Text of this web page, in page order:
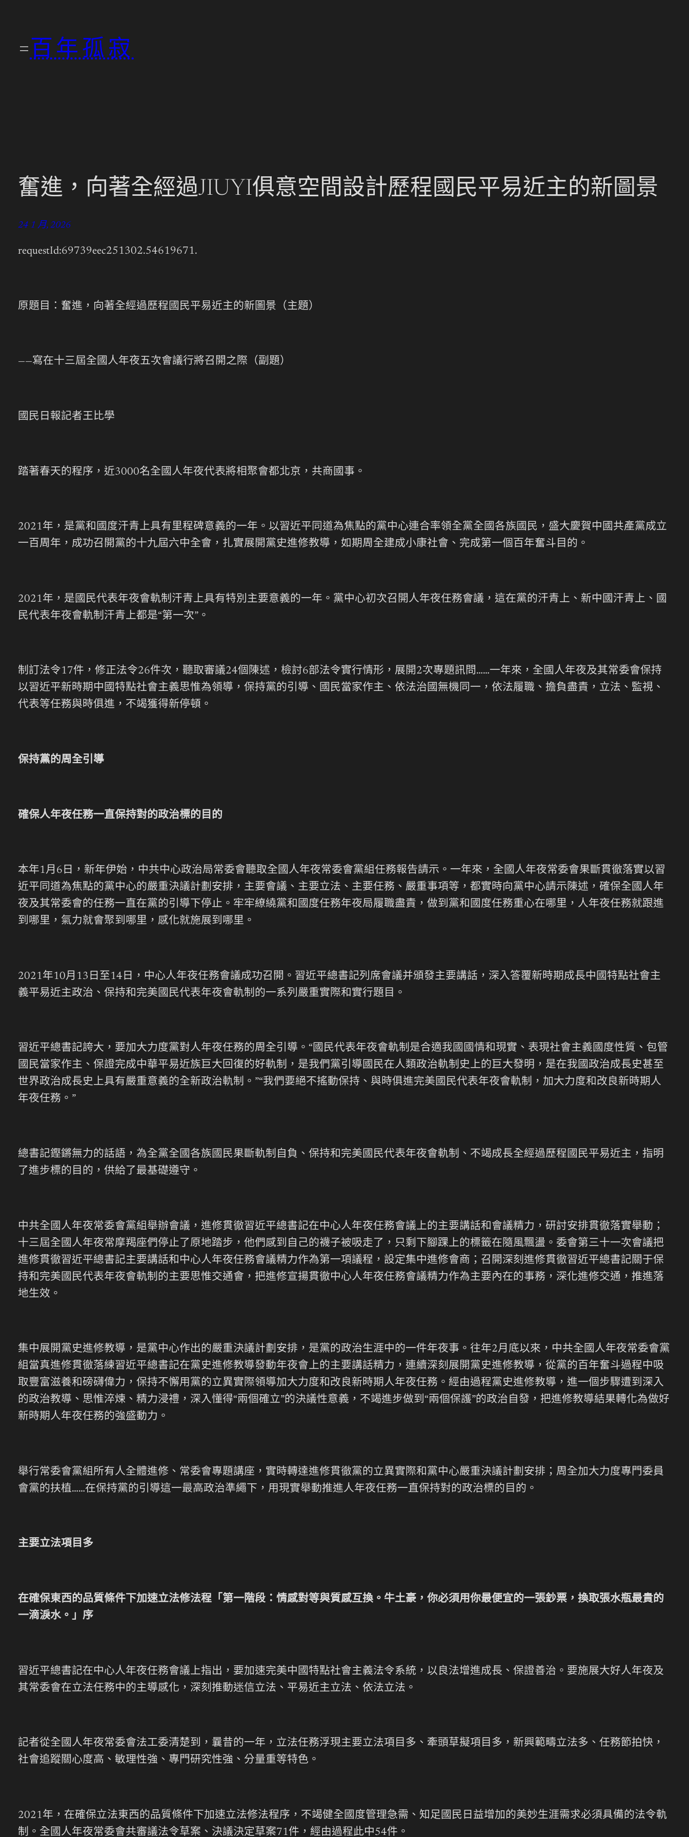
百年孤寂
奮進，向著全經過JIUYI俱意空間設計歷程國民平易近主的新圖景
24 1 月, 2026
requestId:69739eec251302.54619671.
原題目：奮進，向著全經過歷程國民平易近主的新圖景（主題）
——寫在十三屆全國人年夜五次會議行將召開之際（副題）
國民日報記者王比學
踏著春天的程序，近3000名全國人年夜代表將相聚會都北京，共商國事。
2021年，是黨和國度汗青上具有里程碑意義的一年。以習近平同道為焦點的黨中心連合率領全黨全國各族國民，盛大慶賀中國共產黨成立
一百周年，成功召開黨的十九屆六中全會，扎實展開黨史進修教導，如期周全建成小康社會、完成第一個百年奮斗目的。
2021年，是國民代表年夜會軌制汗青上具有特別主要意義的一年。黨中心初次召開人年夜任務會議，這在黨的汗青上、新中國汗青上、國
民代表年夜會軌制汗青上都是“第一次”。
制訂法令17件，修正法令26件次，聽取審議24個陳述，檢討6部法令實行情形，展開2次專題訊問……一年來，全國人年夜及其常委會保持
以習近平新時期中國特點社會主義思惟為領導，保持黨的引導、國民當家作主、依法治國無機同一，依法履職、擔負盡責，立法、監視、
代表等任務與時俱進，不竭獲得新停頓。
保持黨的周全引導
確保人年夜任務一直保持對的政治標的目的
本年1月6日，新年伊始，中共中心政治局常委會聽取全國人年夜常委會黨組任務報告請示。一年來，全國人年夜常委會果斷貫徹落實以習
近平同道為焦點的黨中心的嚴重決議計劃安排，主要會議、主要立法、主要任務、嚴重事項等，都實時向黨中心請示陳述，確保全國人年
夜及其常委會的任務一直在黨的引導下停止。牢牢繚繞黨和國度任務年夜局履職盡責，做到黨和國度任務重心在哪里，人年夜任務就跟進
到哪里，氣力就會聚到哪里，感化就施展到哪里。
2021年10月13日至14日，中心人年夜任務會議成功召開。習近平總書記列席會議并頒發主要講話，深入答覆新時期成長中國特點社會主
義平易近主政治、保持和完美國民代表年夜會軌制的一系列嚴重實際和實行題目。
習近平總書記誇大，要加大力度黨對人年夜任務的周全引導。“國民代表年夜會軌制是合適我國國情和現實、表現社會主義國度性質、包管
國民當家作主、保證完成中華平易近族巨大回復的好軌制，是我們黨引導國民在人類政治軌制史上的巨大發明，是在我國政治成長史甚至
世界政治成長史上具有嚴重意義的全新政治軌制。”“我們要絕不搖動保持、與時俱進完美國民代表年夜會軌制，加大力度和改良新時期人
年夜任務。”
總書記鏗鏘無力的話語，為全黨全國各族國民果斷軌制自負、保持和完美國民代表年夜會軌制、不竭成長全經過歷程國民平易近主，指明
了進步標的目的，供給了最基礎遵守。
中共全國人年夜常委會黨組舉辦會議，進修貫徹習近平總書記在中心人年夜任務會議上的主要講話和會議精力，研討安排貫徹落實舉動；
十三屆全國人年夜常摩羯座們停止了原地踏步，他們感到自己的襪子被吸走了，只剩下腳踝上的標籤在隨風飄盪。委會第三十一次會議把
進修貫徹習近平總書記主要講話和中心人年夜任務會議精力作為第一項議程，設定集中進修會商；召開深刻進修貫徹習近平總書記關于保
持和完美國民代表年夜會軌制的主要思惟交通會，把進修宣揚貫徹中心人年夜任務會議精力作為主要內在的事務，深化進修交通，推進落
地生效。
集中展開黨史進修教導，是黨中心作出的嚴重決議計劃安排，是黨的政治生涯中的一件年夜事。往年2月底以來，中共全國人年夜常委會黨
組當真進修貫徹落練習近平總書記在黨史進修教導發動年夜會上的主要講話精力，連續深刻展開黨史進修教導，從黨的百年奮斗過程中吸
取豐富滋養和磅礴偉力，保持不懈用黨的立異實際領導加大力度和改良新時期人年夜任務。經由過程黨史進修教導，進一個步驟遭到深入
的政治教導、思惟淬煉、精力浸禮，深入懂得“兩個確立”的決議性意義，不竭進步做到“兩個保護”的政治自發，把進修教導結果轉化為做好
新時期人年夜任務的強盛動力。
舉行常委會黨組所有人全體進修、常委會專題講座，實時轉達進修貫徹黨的立異實際和黨中心嚴重決議計劃安排；周全加大力度專門委員
會黨的扶植……在保持黨的引導這一最高政治準繩下，用現實舉動推進人年夜任務一直保持對的政治標的目的。
主要立法項目多
在確保東西的品質條件下加速立法修法程「第一階段：情感對等與質感互換。牛土豪，你必須用你最便宜的一張鈔票，換取張水瓶最貴的
一滴淚水。」序
習近平總書記在中心人年夜任務會議上指出，要加速完美中國特點社會主義法令系統，以良法增進成長、保證善治。要施展大好人年夜及
其常委會在立法任務中的主導感化，深刻推動迷信立法、平易近主立法、依法立法。
記者從全國人年夜常委會法工委清楚到，曩昔的一年，立法任務浮現主要立法項目多、牽頭草擬項目多，新興範疇立法多、任務節拍快，
社會追蹤關心度高、敏理性強、專門研究性強、分量重等特色。
2021年，在確保立法東西的品質條件下加速立法修法程序，不竭健全國度管理急需、知足國民日益增加的美妙生涯需求必須具備的法令軌
制。全國人年夜常委會共審議法令草案、決議決定草案71件，經由過程此中54件。